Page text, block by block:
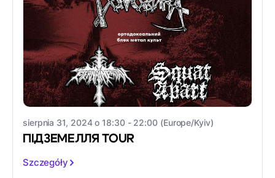
sierpnia 31, 2024 o 18:30 - 22:00 (Europe/Kyiv)
ПІДЗЕМЕЛЛЯ TOUR
Szczegóły